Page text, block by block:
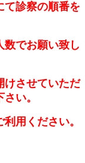
診察の順番を
でお願い致し
させていただ
い。
用ください。